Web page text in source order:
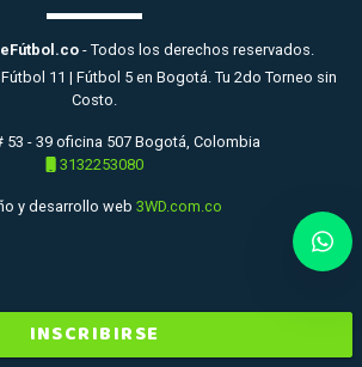
INSCRIBIRSE
- Todos los derechos reservados.
11 | Fútbol 5 en Bogotá. Tu 2do Torneo sin
Costo.
53 - 39 oficina 507 Bogotá, Colombia
3132253080
y desarrollo web 3WD.com.co